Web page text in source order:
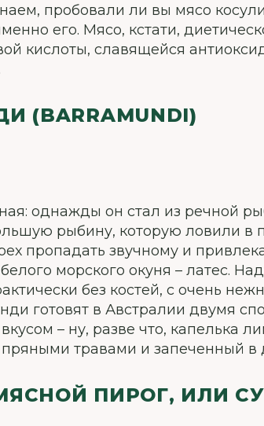
пробовали ли вы мясо
его. Мясо, кстати,
кислоты, славящейся
(BARRAMUNDI)
однажды он стал из речной
рыбину, которую ловили в
пропадать звучному и
морского окуня – латес.
без костей, с очень
готовят в Австралии двумя
– ну, разве что, капелька
травами и запеченный в
ПИРОГ, ИЛИ